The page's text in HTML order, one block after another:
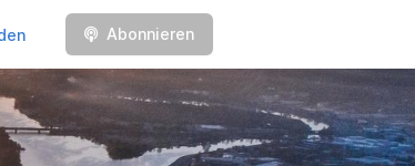
Abonnieren